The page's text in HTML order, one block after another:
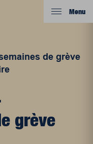
Menu
de grève
grève